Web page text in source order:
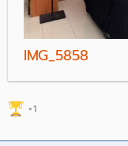
IMG_5858
1